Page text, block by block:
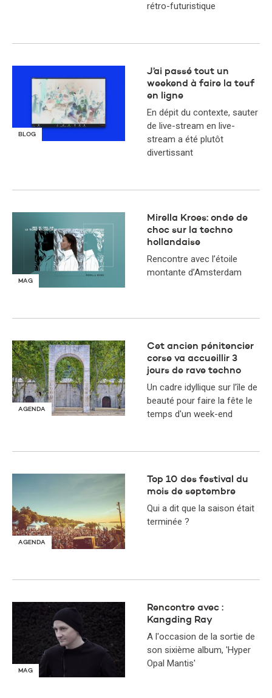
rétro-futuristique
BLOG
J’ai passé tout un
weekend à faire la teuf
en ligne
En dépit du contexte, sauter
de live-stream en live-
stream a été plutôt
divertissant
MAG
Mirella Kroes: onde de
choc sur la techno
hollandaise
Rencontre avec l’étoile
montante d’Amsterdam
AGENDA
Cet ancien pénitencier
corse va accueillir 3
jours de rave techno
Un cadre idyllique sur l’île de
beauté pour faire la fête le
temps d'un week-end
AGENDA
Top 10 des festival du
mois de septembre
Qui a dit que la saison était
terminée ?
MAG
Rencontre avec :
Kangding Ray
A l'occasion de la sortie de
son sixième album, 'Hyper
Opal Mantis'